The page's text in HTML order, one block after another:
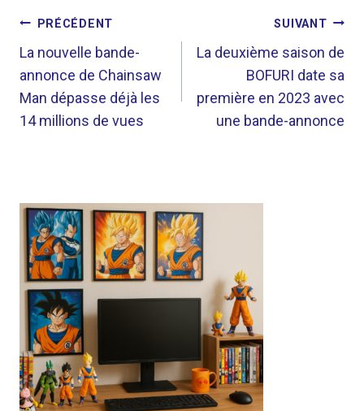
NAVIGATION
DE
L’ARTICLE
PRÉCÉDENT
La nouvelle bande-
annonce de Chainsaw
Man dépasse déjà les
14 millions de vues
SUIVANT
La deuxième saison de
BOFURI date sa
première en 2023 avec
une bande-annonce